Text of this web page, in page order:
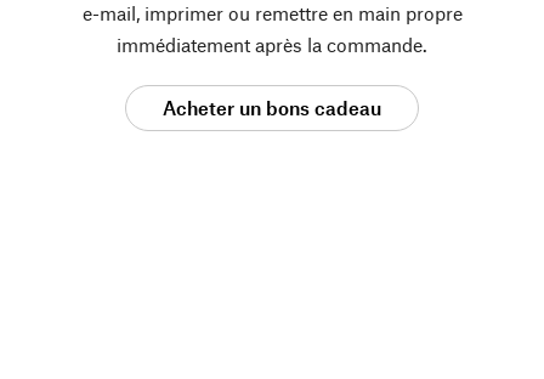
e-mail, imprimer ou remettre en main propre
immédiatement après la commande.
Acheter un bons cadeau